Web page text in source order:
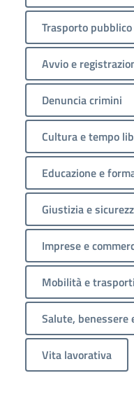
Trasporto pubblico
Avvio e
Denuncia crimini
Cultura e tempo
Educazione e
Giustizia e
Imprese e
Mobilità e trasporti
Salute, benessere
Vita lavorativa